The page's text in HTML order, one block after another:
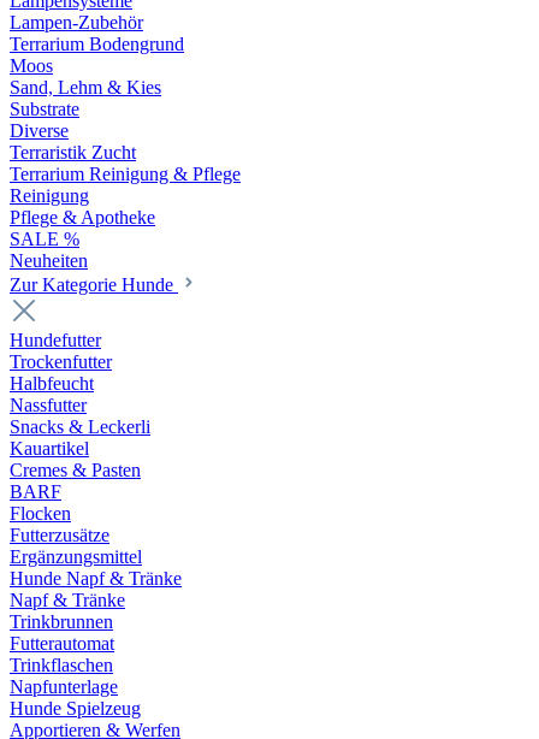
Lampen-Zubehör
Terrarium Bodengrund
Moos
Sand, Lehm & Kies
Substrate
Diverse
Terraristik Zucht
Terrarium Reinigung & Pflege
Reinigung
Pflege & Apotheke
SALE %
Neuheiten
Zur Kategorie Hunde
Hundefutter
Trockenfutter
Halbfeucht
Nassfutter
Snacks & Leckerli
Kauartikel
Cremes & Pasten
BARF
Flocken
Futterzusätze
Ergänzungsmittel
Hunde Napf & Tränke
Napf & Tränke
Trinkbrunnen
Futterautomat
Trinkflaschen
Napfunterlage
Hunde Spielzeug
Apportieren & Werfen